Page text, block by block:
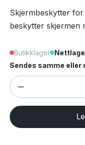
Skjermbeskytter
beskytter skjermen
Butikklager
Sendes samme eller
Skjermbeskytter
for
Samsung
Galaxy